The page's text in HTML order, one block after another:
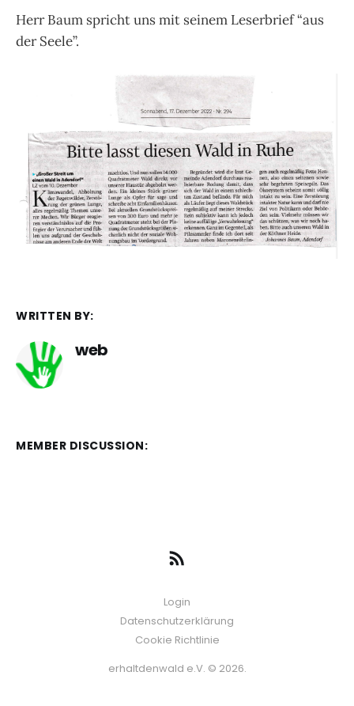
Herr Baum spricht uns mit seinem Leserbrief “aus
der Seele”.
WRITTEN BY:
web
MEMBER DISCUSSION:
Login
Datenschutzerklärung
Cookie Richtlinie
erhaltdenwald e.V. © 2026.